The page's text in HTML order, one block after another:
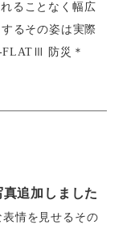
ることなく幅広
るその姿は実際
FLATⅢ 防災＊
追加しました
情を見せるその